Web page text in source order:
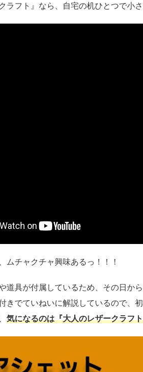
ラフト』なら、自宅の机ひとつで小
ムチャクチャ興味あるっ！！！
道具が付属しているため、その日か
きでていねいに解説しているので、
気になるのは『大人のレザークラフ